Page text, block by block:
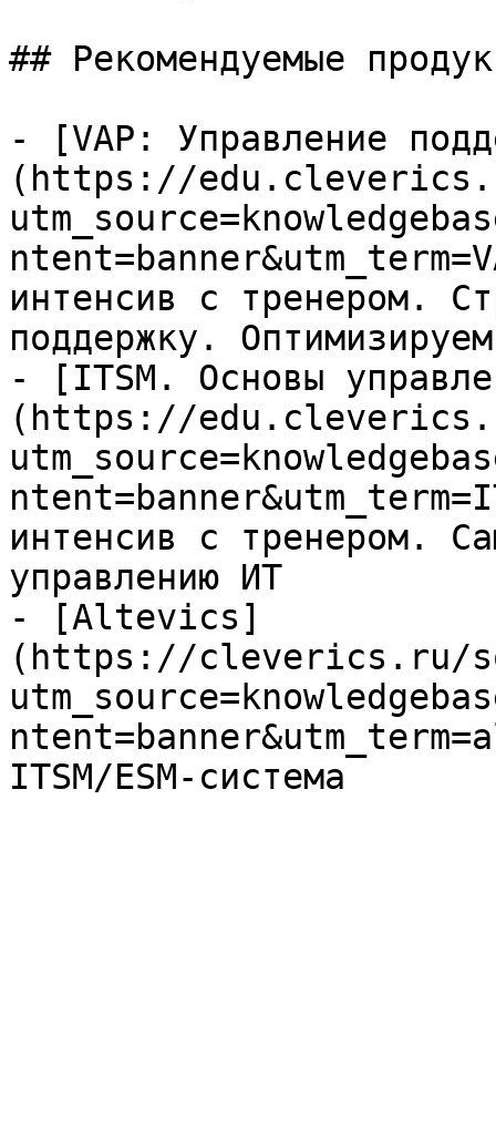
## Рекомендуемые
- [VAP: Управление
(https://
интенсив с тренером.
поддержку.
- [ITSM. Основы
(https://
интенсив с тренером.
управлению ИТ
- [Altevics]
(https://cleverics.ru/
ITSM/ESM-система